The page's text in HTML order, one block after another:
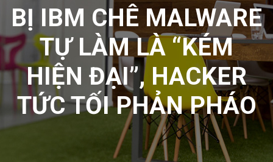
BỊ IBM CHÊ MALWARE
TỰ LÀM LÀ “KÉM
HIỆN ĐẠI”, HACKER
TỨC TỐI PHẢN PHÁO